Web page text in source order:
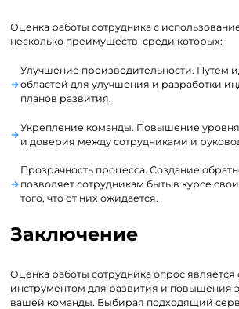
Оценка работы сотрудника с
несколько преимуществ, среди которых:
Улучшение производительности. Путем
областей для улучшения и разработки
планов развития.
Укрепление команды. Повышение
и доверия между сотрудниками и
Прозрачность процесса. Создание
позволяет сотрудникам быть в курсе
того, что от них ожидается.
Заключение
Оценка работы сотрудника опрос
инструментом для развития и повышения
вашей команды. Выбирая подходящий